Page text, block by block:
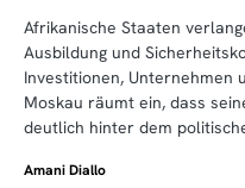
Afrikanische Staaten
Ausbildung und
Investitionen,
Moskau räumt ein, dass
deutlich hinter dem
Amani Diallo